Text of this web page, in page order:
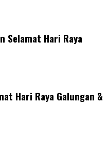
Selamat Hari Raya
Hari Raya Galungan &